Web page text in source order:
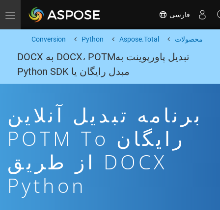
Toggle navigation فارسی
محصولات Aspose.Total
Python
Conversion
تبدیل پاورپوینت بهDOCX، POTM به DOCX
مبدل رایگان یا Python SDK
برنامه تبدیل آنلاین
رایگان POTM To
DOCX از طریق
Python